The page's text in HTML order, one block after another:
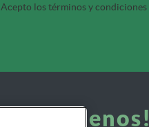
Acepto los términos y condiciones
¡Síguenos!